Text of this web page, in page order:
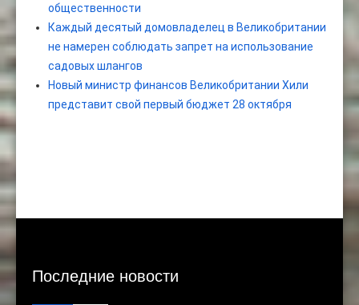
общественности
Каждый десятый домовладелец в Великобритании
не намерен соблюдать запрет на использование
садовых шлангов
Новый министр финансов Великобритании Хили
представит свой первый бюджет 28 октября
Последние новости